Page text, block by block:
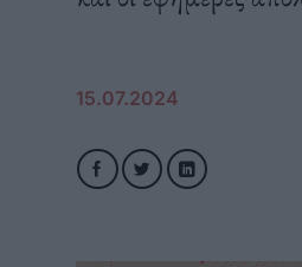
15.07.2024